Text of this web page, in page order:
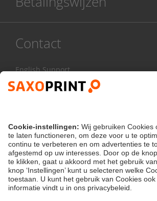
Contact
English Support
Contactformulier
klantenservice@saxoprint.be